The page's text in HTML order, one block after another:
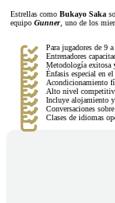
Estrellas como Bukayo Saka
equipo Gunner, uno de los
Para jugadores de 9
Entrenadores
Metodología exitosa
Énfasis especial en
Acondicionamiento
Alto nivel
Incluye alojamiento
Conversaciones
Clases de idiomas